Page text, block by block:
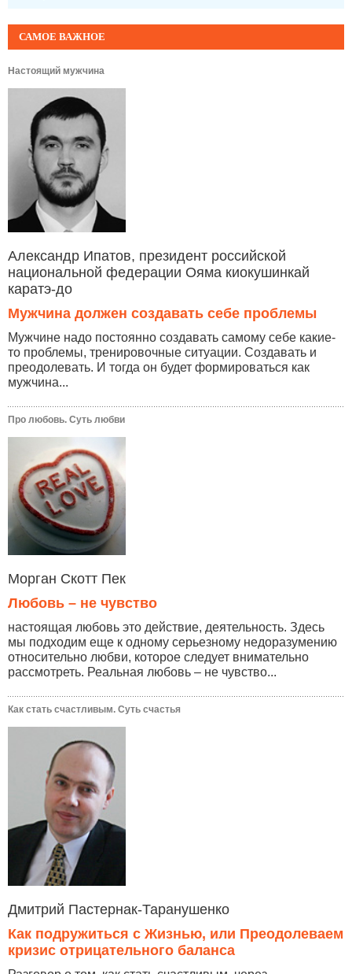
САМОЕ ВАЖНОЕ
Настоящий мужчина
Александр Ипатов, президент российской
национальной федерации Ояма киокушинкай
каратэ-до
Мужчина должен создавать себе проблемы
Мужчине надо постоянно создавать самому себе какие-
то проблемы, тренировочные ситуации. Создавать и
преодолевать. И тогда он будет формироваться как
мужчина...
Про любовь. Суть любви
Морган Скотт Пек
Любовь – не чувство
настоящая любовь это действие, деятельность. Здесь
мы подходим еще к одному серьезному недоразумению
относительно любви, которое следует внимательно
рассмотреть. Реальная любовь – не чувство...
Как стать счастливым. Суть счастья
Дмитрий Пастернак-Таранушенко
Как подружиться с Жизнью, или Преодолеваем
кризис отрицательного баланса